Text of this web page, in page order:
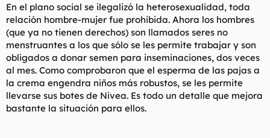
En el plano social se ilegalizó la heterosexualidad, toda
relación hombre-mujer fue prohibida. Ahora los hombres
(que ya no tienen derechos) son llamados seres no
menstruantes a los que sólo se les permite trabajar y son
obligados a donar semen para inseminaciones, dos veces
al mes. Como comprobaron que el esperma de las pajas a
la crema engendra niños más robustos, se les permite
llevarse sus botes de Nivea. Es todo un detalle que mejora
bastante la situación para ellos.